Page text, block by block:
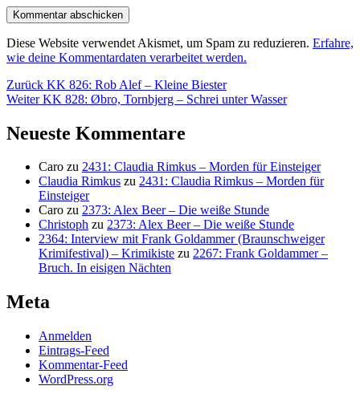
Diese Website verwendet Akismet, um Spam zu reduzieren. Erfahre,
wie deine Kommentardaten verarbeitet werden.
Beitragsnavigation
Zurück Vorheriger
Beitrag:
KK 826: Rob Alef – Kleine Biester
Weiter Nächster
KK 828: Øbro, Tornbjerg – Schrei unter Wasser
Neueste Kommentare
Caro zu 2431: Claudia Rimkus – Morden für Einsteiger
Claudia Rimkus zu 2431: Claudia Rimkus – Morden für
Einsteiger
Caro zu 2373: Alex Beer – Die weiße Stunde
Christoph zu 2373: Alex Beer – Die weiße Stunde
2364: Interview mit Frank Goldammer (Braunschweiger
Krimifestival) – Krimikiste zu 2267: Frank Goldammer –
Bruch. In eisigen Nächten
Meta
Anmelden
Eintrags-Feed
Kommentar-Feed
WordPress.org